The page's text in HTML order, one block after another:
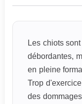
Les chiots
débordantes,
en pleine
Trop
des